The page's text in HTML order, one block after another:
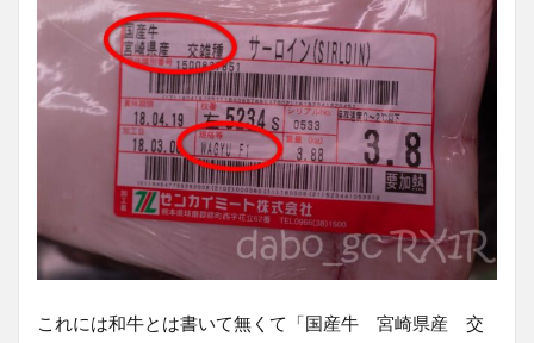
これには和牛とは書いて無くて「国産牛 宮崎県産 交